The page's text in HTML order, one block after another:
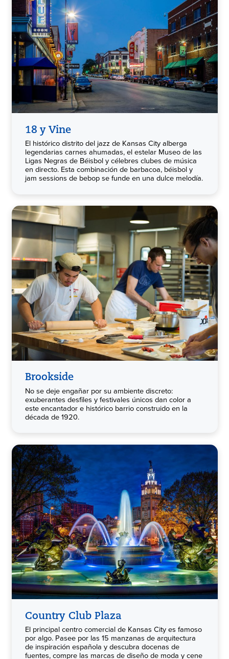
18 y Vine
El histórico distrito del jazz de Kansas City alberga
legendarias carnes ahumadas, el estelar Museo de las
Ligas Negras de Béisbol y célebres clubes de música
en directo. Esta combinación de barbacoa, béisbol y
jam sessions de bebop se funde en una dulce melodía.
Brookside
No se deje engañar por su ambiente discreto:
exuberantes desfiles y festivales únicos dan color a
este encantador e histórico barrio construido en la
década de 1920.
Country Club Plaza
El principal centro comercial de Kansas City es famoso
por algo. Pasee por las 15 manzanas de arquitectura
de inspiración española y descubra docenas de
fuentes, compre las marcas de diseño de moda y cene